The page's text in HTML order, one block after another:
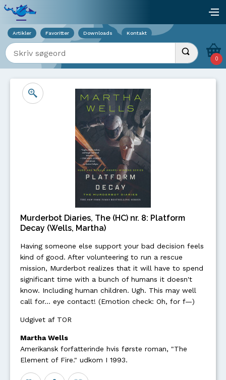
Artikler Favoritter Downloads Kontakt
Indtast søgeord Udfør søgning
0
Murderbot Diaries, The (HC) nr. 8: Platform
Decay (Wells, Martha)
Having someone else support your bad decision feels
kind of good. After volunteering to run a rescue
mission, Murderbot realizes that it will have to spend
significant time with a bunch of humans it doesn't
know. Including human children. Ugh. This may well
call for... eye contact! (Emotion check: Oh, for f—)
Udgivet af TOR
Martha Wells
Amerikansk forfatterinde hvis første roman, "The
Element of Fire." udkom I 1993.
Viser overlay for indkøbskurv